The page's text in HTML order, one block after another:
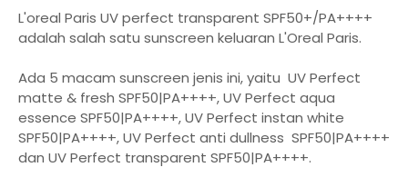
L'oreal Paris UV perfect transparent SPF50+/PA++++
adalah salah satu sunscreen keluaran L'Oreal Paris.
Ada 5 macam sunscreen jenis ini, yaitu UV Perfect
matte & fresh SPF50|PA++++, UV Perfect aqua
essence SPF50|PA++++, UV Perfect instan white
SPF50|PA++++, UV Perfect anti dullness SPF50|PA++++
dan UV Perfect transparent SPF50|PA++++.